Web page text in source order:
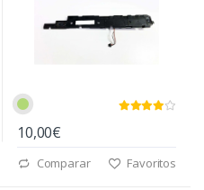
10,00€
Comparar Favoritos